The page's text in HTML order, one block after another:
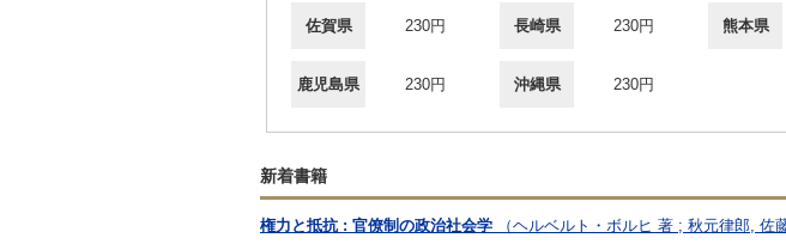
佐賀県 230円 長崎県 230円 熊本県
鹿児島県 230円 沖縄県 230円
新着書籍
権力と抵抗 : 官僚制の政治社会学 （ヘルベルト・ボルヒ 著 ; 秋元律郎, 佐